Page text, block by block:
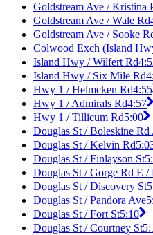
Goldstream Ave / Kristina
Goldstream Ave / Wale Rd
Goldstream Ave / Sooke
Colwood Exch (Island
Island Hwy / Wilfert Rd
Island Hwy / Six Mile Rd
Hwy 1 / Helmcken Rd4:55
Hwy 1 / Admirals Rd4:57
Hwy 1 / Tillicum Rd5:00
Douglas St / Boleskine
Douglas St / Kelvin Rd
Douglas St / Finlayson St
Douglas St / Gorge Rd E
Douglas St / Discovery St
Douglas St / Pandora Ave
Douglas St / Fort St5:10
Douglas St / Courtney St